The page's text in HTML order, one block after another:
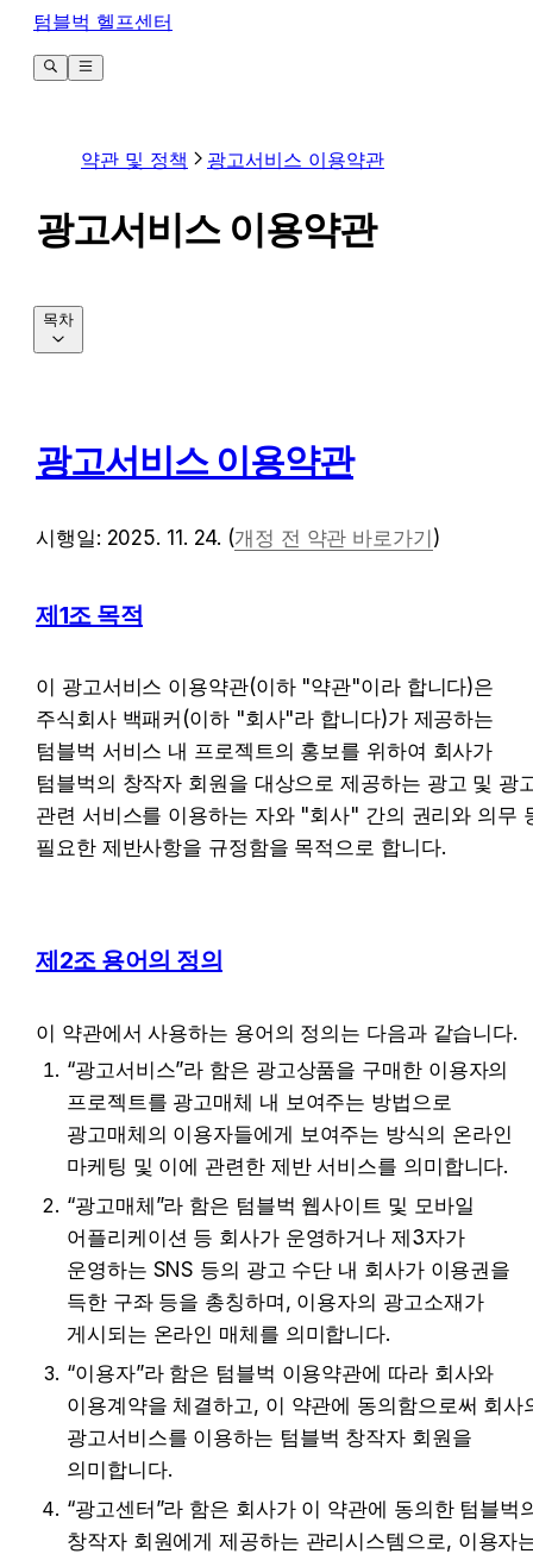
텀블벅 헬프센터
약관 및 정책 광고서비스 이용약관
광고서비스 이용약관
광고서비스 이용약관
시행일: 2025. 11. 24. (개정 전 약관 바로가기)
제1조 목적
이 광고서비스 이용약관(이하 "약관"이라 합니다)은
주식회사 백패커(이하 "회사"라 합니다)가 제공하는
텀블벅 서비스 내 프로젝트의 홍보를 위하여 회사가
텀블벅의 창작자 회원을 대상으로 제공하는 광고 및 광
관련 서비스를 이용하는 자와 "회사" 간의 권리와 의무
필요한 제반사항을 규정함을 목적으로 합니다.
제2조 용어의 정의
이 약관에서 사용하는 용어의 정의는 다음과 같습니다.
“광고서비스”라 함은 광고상품을 구매한 이용자의
프로젝트를 광고매체 내 보여주는 방법으로
광고매체의 이용자들에게 보여주는 방식의 온라인
마케팅 및 이에 관련한 제반 서비스를 의미합니다.
“광고매체”라 함은 텀블벅 웹사이트 및 모바일
어플리케이션 등 회사가 운영하거나 제3자가
운영하는 SNS 등의 광고 수단 내 회사가 이용권을
득한 구좌 등을 총칭하며, 이용자의 광고소재가
게시되는 온라인 매체를 의미합니다.
“이용자”라 함은 텀블벅 이용약관에 따라 회사와
이용계약을 체결하고, 이 약관에 동의함으로써 회사
광고서비스를 이용하는 텀블벅 창작자 회원을
의미합니다.
“광고센터”라 함은 회사가 이 약관에 동의한 텀블벅
창작자 회원에게 제공하는 관리시스템으로, 이용자
목차